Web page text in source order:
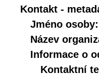
Kontakt -
Jméno osoby:
Název
Informace o
Kontaktní